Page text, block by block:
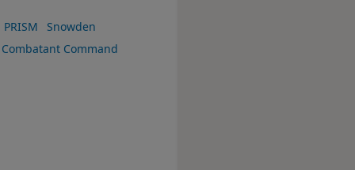
PRISM
Snowden
Command